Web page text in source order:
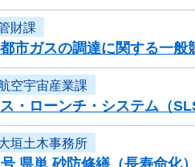
財課
市ガスの調達に関する一般
空宇宙産業課
・ローンチ・システム（
垣土木事務所
県単 砂防修繕（長寿命